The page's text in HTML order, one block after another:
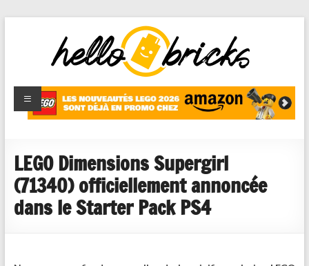
HelloBricks
Blog LEGO,
nouveaut�s
reviews
LEGO Dimensions Supergirl
(71340) officiellement annoncée
dans le Starter Pack PS4